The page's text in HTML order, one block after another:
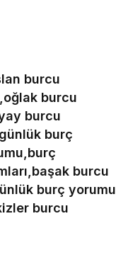
burcu
burcu
burcu
burç
burcu
burç yorumu
burcu